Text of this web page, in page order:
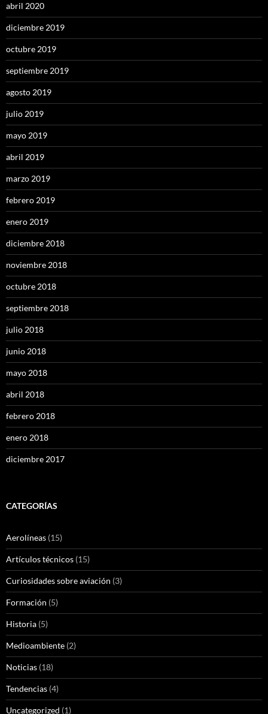
abril 2020
diciembre 2019
octubre 2019
septiembre 2019
agosto 2019
julio 2019
mayo 2019
abril 2019
marzo 2019
febrero 2019
enero 2019
diciembre 2018
noviembre 2018
octubre 2018
septiembre 2018
julio 2018
junio 2018
mayo 2018
abril 2018
febrero 2018
enero 2018
diciembre 2017
CATEGORÍAS
Aerolíneas (15)
Artículos técnicos (15)
Curiosidades sobre aviación (3)
Formación (5)
Historia (5)
Medioambiente (2)
Noticias (18)
Tendencias (4)
Uncategorized (1)